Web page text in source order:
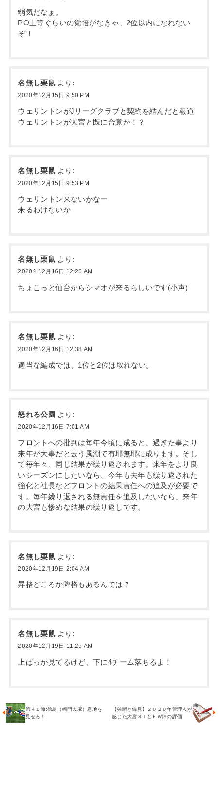
弱気だなぁ。
PO上等ぐらいの覚悟がなきゃ、2位以内になれない
ぞ！
名無し栗鼠 より:
2020年12月15日 9:50 PM
ウェリントンがJリーグクラブと契約を結んだと報道
ウェリントンが大宮と既に合意か！？
名無し栗鼠 より:
2020年12月15日 9:53 PM
ウェリントン来ないかなー
来るわけないか
名無し栗鼠 より:
2020年12月16日 12:26 AM
ちょこっと仙台からシマオが来るらしいです(小声)
名無し栗鼠 より:
2020年12月16日 12:38 AM
適当な編成では、1位と2位は取れない。
怒れる公園 より:
2020年12月16日 7:01 AM
フロントへの批判は毎年今頃に成ると、過ぎた事より
来年が大事だと云う風潮で有耶無耶に成ります。そし
て毎年々、同じ結果が繰り返されます。来年をより良
いシーズンにしたいなら、今年も去年も繰り返された
強化と社長などフロントの結果責任への追及が必要で
す。毎年繰り返される無責任を追及しないなら、来年
の大宮も惨めな結果の繰り返しです。
名無し栗鼠 より:
2020年12月19日 2:04 AM
昇格どころか降格もあるんでは？
名無し栗鼠 より:
2020年12月19日 11:25 AM
上ばっか見てるけど、下に4チーム落ちるよ！
第４１節:徳島（鳴門大塚）意地を
見せろ！
【独断と偏見】２０２０年管理人が
感じた大宮ＳＴとＦＷ陣の評価